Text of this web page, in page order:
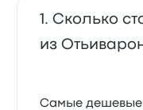
Сколько
из
Самые дешевые